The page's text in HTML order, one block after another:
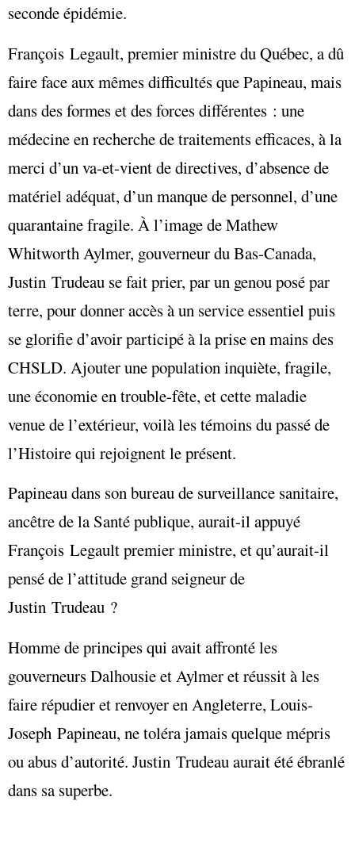
seconde épidémie.
François Legault, premier ministre du Québec, a dû
faire face aux mêmes difficultés que Papineau, mais
dans des formes et des forces différentes : une
médecine en recherche de traitements efficaces, à la
merci d’un va-et-vient de directives, d’absence de
matériel adéquat, d’un manque de personnel, d’une
quarantaine fragile. À l’image de Mathew
Whitworth Aylmer, gouverneur du Bas-Canada,
Justin Trudeau se fait prier, par un genou posé par
terre, pour donner accès à un service essentiel puis
se glorifie d’avoir participé à la prise en mains des
CHSLD. Ajouter une population inquiète, fragile,
une économie en trouble-fête, et cette maladie
venue de l’extérieur, voilà les témoins du passé de
l’Histoire qui rejoignent le présent.
Papineau dans son bureau de surveillance sanitaire,
ancêtre de la Santé publique, aurait-il appuyé
François Legault premier ministre, et qu’aurait-il
pensé de l’attitude grand seigneur de
Justin Trudeau ?
Homme de principes qui avait affronté les
gouverneurs Dalhousie et Aylmer et réussit à les
faire répudier et renvoyer en Angleterre, Louis-
Joseph Papineau, ne toléra jamais quelque mépris
ou abus d’autorité. Justin Trudeau aurait été ébranlé
dans sa superbe.